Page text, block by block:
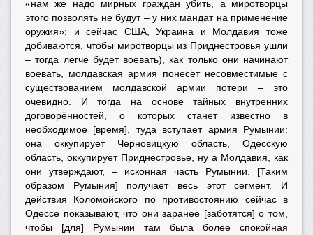
«нам же надо мирных граждан убить, а миротворцы
этого позволять не будут – у них мандат на применение
оружия»; и сейчас США, Украина и Молдавия тоже
добиваются, чтобы миротворцы из Приднестровья ушли
– тогда легче будет воевать), как только они начинают
воевать, молдавская армия понесёт несовместимые с
существованием молдавской армии потери – это
очевидно. И тогда на основе тайных внутренних
договорённостей, о которых станет известно в
необходимое [время], туда вступает армия Румынии:
она оккупирует Черновицкую область, Одесскую
область, оккупирует Приднестровье, ну а Молдавия, как
они утверждают, – исконная часть Румынии. [Таким
образом Румыния] получает весь этот сегмент. И
действия Коломойского по противостоянию сейчас в
Одессе показывают, что они заранее [заботятся] о том,
чтобы [для] Румынии там была более спокойная